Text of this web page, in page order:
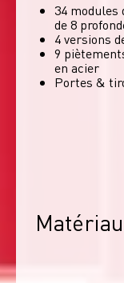
34 modules
de 8
4 versions
9
en acier
Portes &